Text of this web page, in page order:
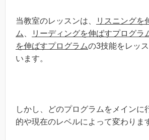
当教室のレッスンは、
リスニングを
ム
リーディングを伸ばすプログラ
を伸ばすプログラムの3技能をレッ
います。
しかし、どのプログラムをメインに
的や現在のレベルによって変わりま